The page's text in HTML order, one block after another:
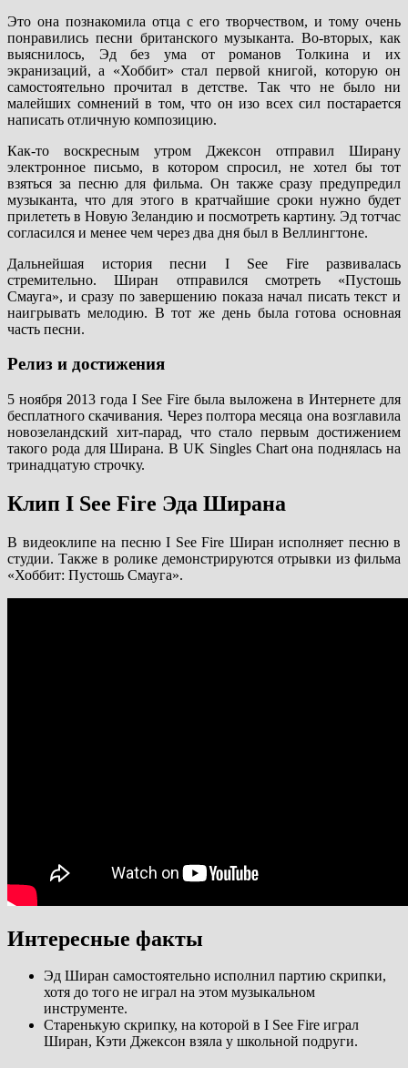
Это она познакомила отца с его творчеством, и тому очень
понравились песни британского музыканта. Во-вторых, как
выяснилось, Эд без ума от романов Толкина и их
экранизаций, а «Хоббит» стал первой книгой, которую он
самостоятельно прочитал в детстве. Так что не было ни
малейших сомнений в том, что он изо всех сил постарается
написать отличную композицию.
Как-то воскресным утром Джексон отправил Ширану
электронное письмо, в котором спросил, не хотел бы тот
взяться за песню для фильма. Он также сразу предупредил
музыканта, что для этого в кратчайшие сроки нужно будет
прилететь в Новую Зеландию и посмотреть картину. Эд тотчас
согласился и менее чем через два дня был в Веллингтоне.
Дальнейшая история песни I See Fire развивалась
стремительно. Ширан отправился смотреть «Пустошь
Смауга», и сразу по завершению показа начал писать текст и
наигрывать мелодию. В тот же день была готова основная
часть песни.
Релиз и достижения
5 ноября 2013 года I See Fire была выложена в Интернете для
бесплатного скачивания. Через полтора месяца она возглавила
новозеландский хит-парад, что стало первым достижением
такого рода для Ширана. В UK Singles Chart она поднялась на
тринадцатую строчку.
Клип I See Fire Эда Ширана
В видеоклипе на песню I See Fire Ширан исполняет песню в
студии. Также в ролике демонстрируются отрывки из фильма
«Хоббит: Пустошь Смауга».
Интересные факты
Эд Ширан самостоятельно исполнил партию скрипки,
хотя до того не играл на этом музыкальном
инструменте.
Старенькую скрипку, на которой в I See Fire играл
Ширан, Кэти Джексон взяла у школьной подруги.